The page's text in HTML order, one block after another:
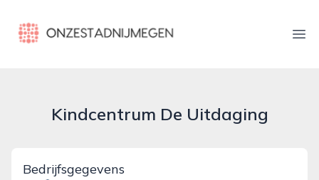
onzestadnijmegen.nl
Kindcentrum De Uitdaging
Bedrijfsgegevens